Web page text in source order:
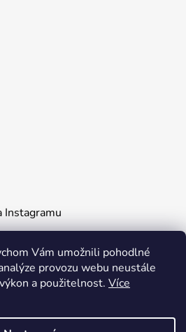
Vám umožnili pohodlné
provozu webu neustále
a použitelnost. Více
Instagramu